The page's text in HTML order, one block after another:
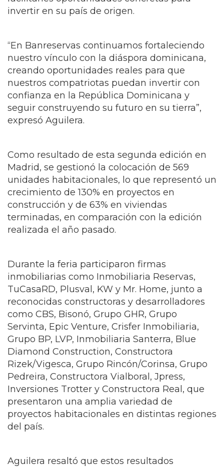
invertir en su país de origen.
“En Banreservas continuamos fortaleciendo
nuestro vínculo con la diáspora dominicana,
creando oportunidades reales para que
nuestros compatriotas puedan invertir con
confianza en la República Dominicana y
seguir construyendo su futuro en su tierra”,
expresó Aguilera.
Como resultado de esta segunda edición en
Madrid, se gestionó la colocación de 569
unidades habitacionales, lo que representó un
crecimiento de 130% en proyectos en
construcción y de 63% en viviendas
terminadas, en comparación con la edición
realizada el año pasado.
Durante la feria participaron firmas
inmobiliarias como Inmobiliaria Reservas,
TuCasaRD, Plusval, KW y Mr. Home, junto a
reconocidas constructoras y desarrolladores
como CBS, Bisonó, Grupo GHR, Grupo
Servinta, Epic Venture, Crisfer Inmobiliaria,
Grupo BP, LVP, Inmobiliaria Santerra, Blue
Diamond Construction, Constructora
Rizek/Vigesca, Grupo Rincón/Corinsa, Grupo
Pedreira, Constructora Vialboral, Jpress,
Inversiones Trotter y Constructora Real, que
presentaron una amplia variedad de
proyectos habitacionales en distintas regiones
del país.
Aguilera resaltó que estos resultados